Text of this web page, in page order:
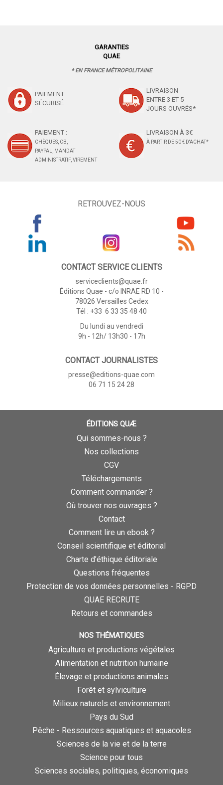
GARANTIES
QUAE
* EN FRANCE MÉTROPOLITAINE
PAIEMENT
SÉCURISÉ
LIVRAISON
ENTRE 3 ET 5
JOURS OUVRÉS*
PAIEMENT :
CHÈQUES, CB,
PAYPAL, MANDAT
ADMINISTRATIF, VIREMENT
LIVRAISON À 3€
À PARTIR DE 50 € D'ACHAT*
RETROUVEZ-NOUS
CONTACT SERVICE CLIENTS
serviceclients@quae.fr
Éditions Quae - c/o INRAE RD 10 -
78026 Versailles Cedex
Tél : +33 6 33 35 48 40
Du lundi au vendredi
9h - 12h/ 13h30 - 17h
CONTACT JOURNALISTES
presse@editions-quae.com
06 71 15 24 28
ÉDITIONS QUÆ
Qui sommes-nous ?
Nos collections
CGV
Téléchargements
Comment commander ?
Où trouver nos ouvrages ?
Contact
Comment lire un ebook ?
Conseil scientifique et éditorial
Charte d’éthique éditoriale
Questions fréquentes
Protection de vos données personnelles - RGPD
QUAE RECRUTE
Retours et commandes
NOS THÉMATIQUES
Agriculture et productions végétales
Alimentation et nutrition humaine
Élevage et productions animales
Forêt et sylviculture
Milieux naturels et environnement
Pays du Sud
Pêche - Ressources aquatiques et aquacoles
Sciences de la vie et de la terre
Science pour tous
Sciences sociales, politiques, économiques